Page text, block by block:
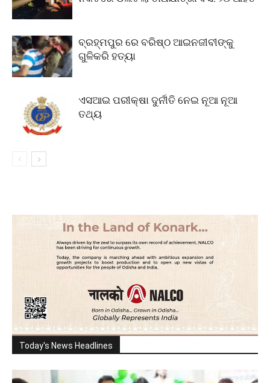
ବ୍ରହ୍ମପୁର ରେ ବରିଷ୍ଠ ଆଇନଜୀବୀଙ୍କୁ
ଗୁଳିକରି ହତ୍ୟା
ଏସଆଇ ପରୀକ୍ଷା ଦୁର୍ନୀତି ନେଇ ନୂଆ ନୂଆ
ତଥ୍ୟ
Today's News Headlines